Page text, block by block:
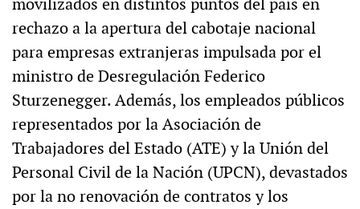
movilizados en distintos puntos del país en
rechazo a la apertura del cabotaje nacional
para empresas extranjeras impulsada por el
ministro de Desregulación Federico
Sturzenegger. Además, los empleados públicos
representados por la Asociación de
Trabajadores del Estado (ATE) y la Unión del
Personal Civil de la Nación (UPCN), devastados
por la no renovación de contratos y los